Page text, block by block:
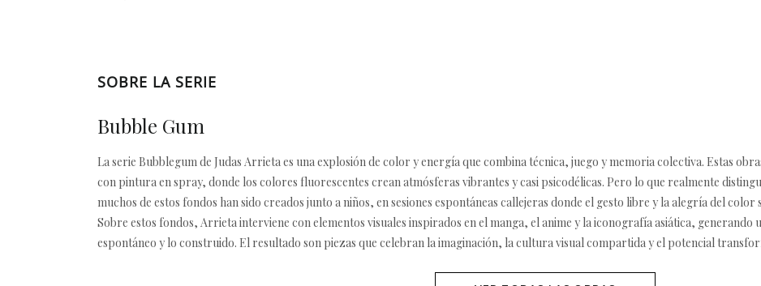
SOBRE LA SERIE
Bubble Gum
La serie Bubblegum de Judas Arrieta es una explosión de color y energía que combina técnica, juego y memoria colectiva. Estas
con pintura en spray, donde los colores fluorescentes crean atmósferas vibrantes y casi psicodélicas. Pero lo que realmente
muchos de estos fondos han sido creados junto a niños, en sesiones espontáneas callejeras donde el gesto libre y la alegría del
Sobre estos fondos, Arrieta interviene con elementos visuales inspirados en el manga, el anime y la iconografía asiática,
espontáneo y lo construido. El resultado son piezas que celebran la imaginación, la cultura visual compartida y el potencial